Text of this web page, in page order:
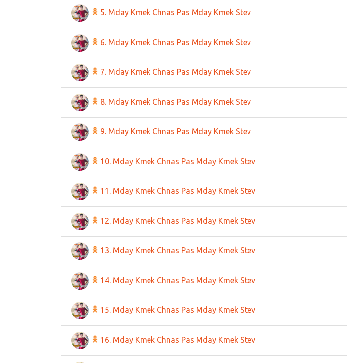
5. Mday Kmek Chnas Pas Mday Kmek Stev
6. Mday Kmek Chnas Pas Mday Kmek Stev
7. Mday Kmek Chnas Pas Mday Kmek Stev
8. Mday Kmek Chnas Pas Mday Kmek Stev
9. Mday Kmek Chnas Pas Mday Kmek Stev
10. Mday Kmek Chnas Pas Mday Kmek Stev
11. Mday Kmek Chnas Pas Mday Kmek Stev
12. Mday Kmek Chnas Pas Mday Kmek Stev
13. Mday Kmek Chnas Pas Mday Kmek Stev
14. Mday Kmek Chnas Pas Mday Kmek Stev
15. Mday Kmek Chnas Pas Mday Kmek Stev
16. Mday Kmek Chnas Pas Mday Kmek Stev